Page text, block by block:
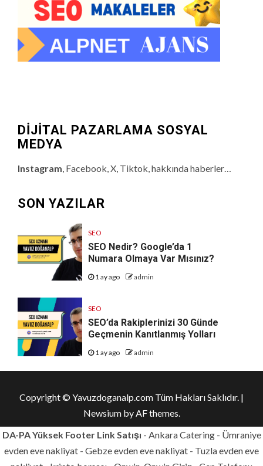
DİJİTAL PAZARLAMA SOSYAL
MEDYA
Instagram, Facebook, X, Tiktok, hakkında haberler…
SON YAZILAR
SEO
SEO Nedir? Google’da 1
Numara Olmaya Var Mısınız?
1 ay ago admin
SEO
SEO’da Rakiplerinizi 30 Günde
Geçmenin Kanıtlanmış Yolları
1 ay ago admin
Copyright © Yavuzdoganalp.com Tüm Hakları Saklıdır. |
Newsiumby AF themes.
DA-PA Yüksek Footer Link Satışı - Ankara Catering- Ümraniye
evden eve nakliyat - Gebze evden eve nakliyat - Tuzla evden eve